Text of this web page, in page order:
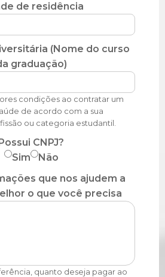
de residência
(Nome do curso
graduação)
condições ao contratar um
de acordo com a sua
ou categoria estudantil.
CNPJ?
Sim
Não
que nos ajudem a
o que você precisa
quanto deseja pagar ao